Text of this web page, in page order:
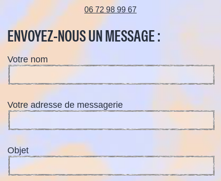
n
t
a
c
t
06 72 98 99 67
ENVOYEZ-NOUS UN MESSAGE :
Votre nom
Votre adresse de messagerie
Objet